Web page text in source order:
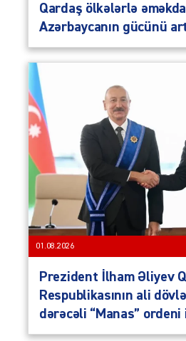
Qardaş ölkələrlə
Azərbaycanın gücünü
01.08.2026
Prezident İlham Əliyev
Respublikasının ali
dərəcəli “Manas”